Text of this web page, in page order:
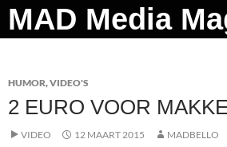
Ga
naar
Zoeken
HUMOR,VIDEO'S
2 EURO VOOR
VIDEO 12 MAART 2015 MADBELLO